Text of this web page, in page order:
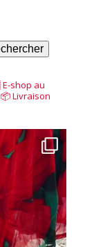
shop au
📦 Livraison